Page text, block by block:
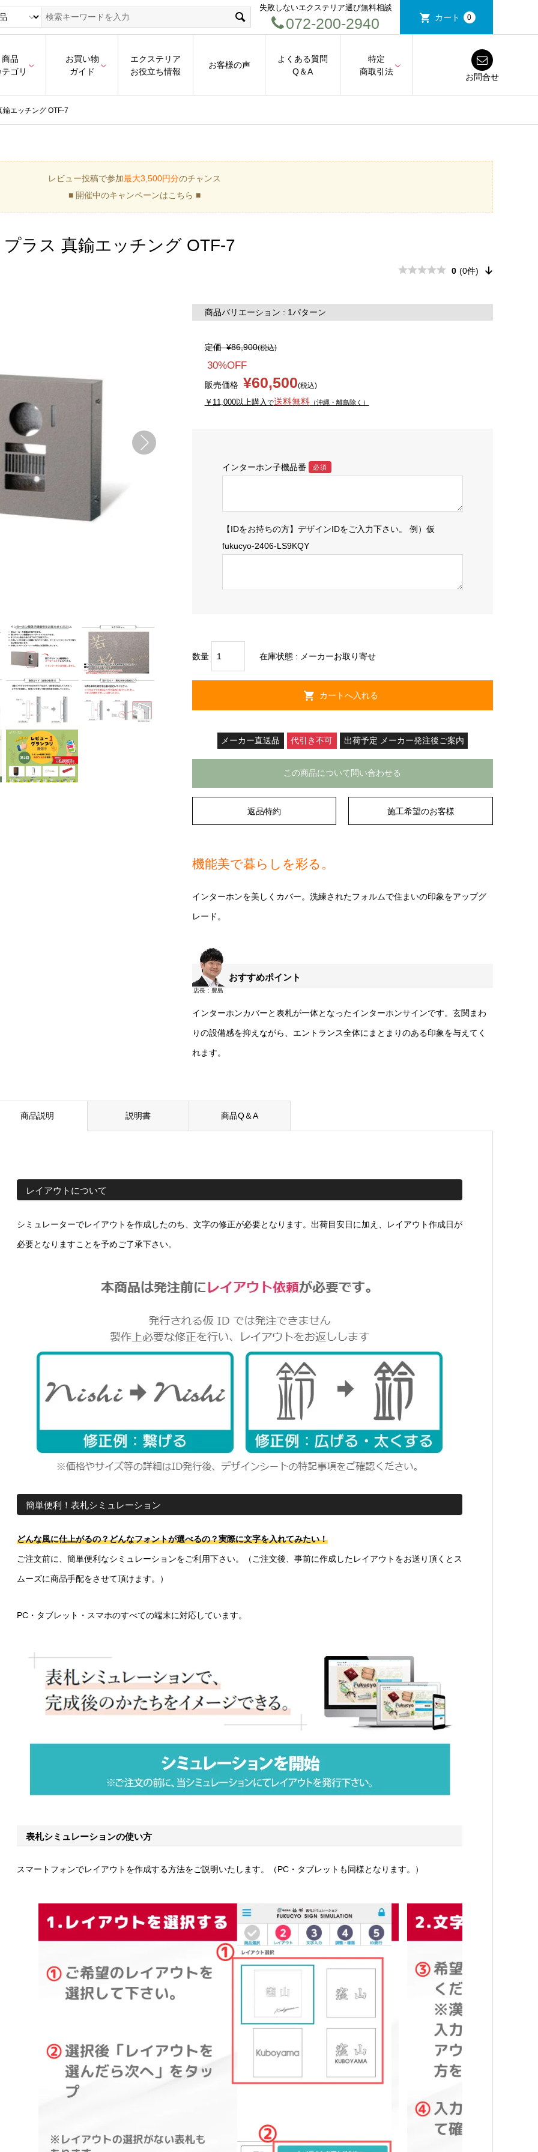
失敗しないエクステリア選び無料相談
072-200-2940 カート 0
商品
ゴリ
お買い物
ガイド
エクステリア
お役立ち情報
お客様の声
よくある質問
Q＆A
特定
商取引法
お問合せ
エッチング OTF-7
レビュー投稿で参加最大3,500円分のチャンス
■ 開催中のキャンペーンはこちら ■
ラス 真鍮エッチング OTF-7
0 (0件)
商品バリエーション : 1パターン
定価¥86,900(税込)
30%OFF
販売価格 ¥60,500(税込)
￥11,000以上購入で送料無料（沖縄・離島除く）
インターホン子機品番 必須
【IDをお持ちの方】デザインIDをご入力下さい。 例）仮
fukucyo-2406-LS9KQY
数量 在庫状態 : メーカーお取り寄せ
メーカー直送品 代引き不可 出荷予定 メーカー発注後ご案内
この商品について問い合わせる
返品特約 施工希望のお客様
機能美で暮らしを彩る。
インターホンを美しくカバー。洗練されたフォルムで住まいの印象をアップグ
レード。
おすすめポイント
インターホンカバーと表札が一体となったインターホンサインです。玄関まわ
りの設備感を抑えながら、エントランス全体にまとまりのある印象を与えてく
れます。
商品説明 説明書 商品Q＆A
レイアウトについて
シミュレーターでレイアウトを作成したのち、文字の修正が必要となります。出荷目安日に加え、レイアウト作成日が
必要となりますことを予めご了承下さい。
簡単便利！表札シミュレーション
どんな風に仕上がるの？どんなフォントが選べるの？実際に文字を入れてみたい！
ご注文前に、簡単便利なシミュレーションをご利用下さい。（ご注文後、事前に作成したレイアウトをお送り頂くとス
ムーズに商品手配をさせて頂けます。）
PC・タブレット・スマホのすべての端末に対応しています。
表札シミュレーションの使い方
スマートフォンでレイアウトを作成する方法をご説明いたします。（PC・タブレットも同様となります。）